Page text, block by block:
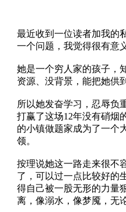
最近收到一位读者加我的
一个问题，我觉得很有意
她是一个穷人家的孩子，
资源、没背景，能把她供
所以她发奋学习，忍辱负
打赢了这场12年没有硝烟
的小镇做题家成为了一个
领。
按理说她这一路走来很不
了，可以过一点比较好的
得自己被一股无形的力量
离，像溺水，像梦魇，无